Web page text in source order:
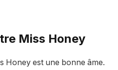
Miss Honey
Honey est une bonne âme.